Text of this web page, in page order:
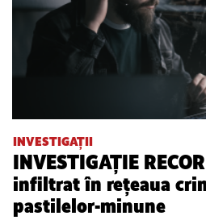
INVESTIGAȚII
INVESTIGAȚIE
infiltrat în rețeaua
pastilelor-minune